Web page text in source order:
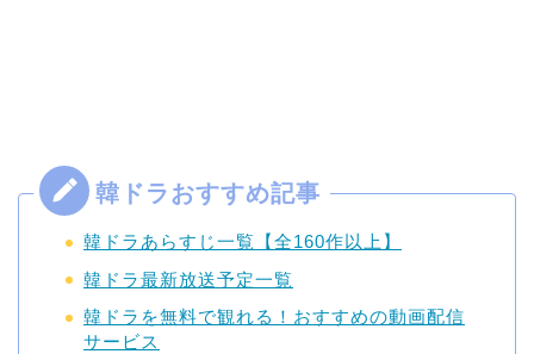
韓ドラあらすじ一覧【全160作以上】
韓ドラ最新放送予定一覧
韓ドラを無料で観れる！おすすめの動画配信
サービス